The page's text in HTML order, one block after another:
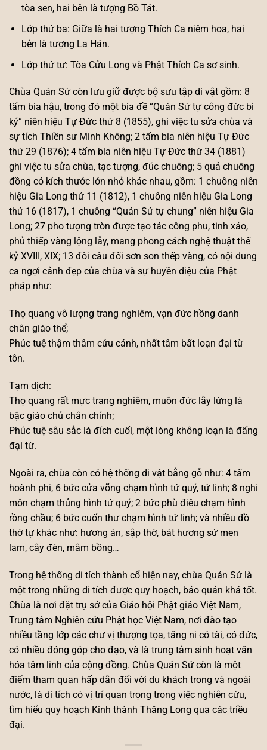
tòa sen, hai bên là tượng Bồ Tát.
Lớp thứ ba: Giữa là hai tượng Thích Ca niêm hoa, hai
bên là tượng La Hán.
Lớp thứ tư: Tòa Cửu Long và Phật Thích Ca sơ sinh.
Chùa Quán Sứ còn lưu giữ được bộ sưu tập di vật gồm: 8
tấm bia hậu, trong đó một bia đề “Quán Sứ tự công đức bi
ký” niên hiệu Tự Đức thứ 8 (1855), ghi việc tu sửa chùa và
sự tích Thiền sư Minh Không; 2 tấm bia niên hiệu Tự Đức
thứ 29 (1876); 4 tấm bia niên hiệu Tự Đức thứ 34 (1881)
ghi việc tu sửa chùa, tạc tượng, đúc chuông; 5 quả chuông
đồng có kích thước lớn nhỏ khác nhau, gồm: 1 chuông niên
hiệu Gia Long thứ 11 (1812), 1 chuông niên hiệu Gia Long
thứ 16 (1817), 1 chuông “Quán Sứ tự chung” niên hiệu Gia
Long; 27 pho tượng tròn được tạo tác công phu, tinh xảo,
phủ thiếp vàng lộng lẫy, mang phong cách nghệ thuật thế
kỷ XVIII, XIX; 13 đôi câu đối sơn son thếp vàng, có nội dung
ca ngợi cảnh đẹp của chùa và sự huyền diệu của Phật
pháp như:
Thọ quang vô lượng trang nghiêm, vạn đức hồng danh
chân giáo thể;
Phúc tuệ thậm thâm cứu cánh, nhất tâm bất loạn đại từ
tôn.
Tạm dịch:
Thọ quang rất mực trang nghiêm, muôn đức lẫy lừng là
bậc giáo chủ chân chính;
Phúc tuệ sâu sắc là đích cuối, một lòng không loạn là đấng
đại từ.
Ngoài ra, chùa còn có hệ thống di vật bằng gỗ như: 4 tấm
hoành phi, 6 bức cửa võng chạm hình tứ quý, tứ linh; 8 nghi
môn chạm thủng hình tứ quý; 2 bức phù điêu chạm hình
rồng chầu; 6 bức cuốn thư chạm hình tứ linh; và nhiều đồ
thờ tự khác như: hương án, sập thờ, bát hương sứ men
lam, cây đèn, mâm bồng…
Trong hệ thống di tích thành cổ hiện nay, chùa Quán Sứ là
một trong những di tích được quy hoạch, bảo quản khá tốt.
Chùa là nơi đặt trụ sở của Giáo hội Phật giáo Việt Nam,
Trung tâm Nghiên cứu Phật học Việt Nam, nơi đào tạo
nhiều tầng lớp các chư vị thượng tọa, tăng ni có tài, có đức,
có nhiều đóng góp cho đạo, và là trung tâm sinh hoạt văn
hóa tâm linh của cộng đồng. Chùa Quán Sứ còn là một
điểm tham quan hấp dẫn đối với du khách trong và ngoài
nước, là di tích có vị trí quan trọng trong việc nghiên cứu,
tìm hiểu quy hoạch Kinh thành Thăng Long qua các triều
đại.